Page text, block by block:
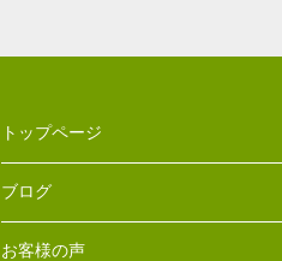
トップページ
ブログ
お客様の声